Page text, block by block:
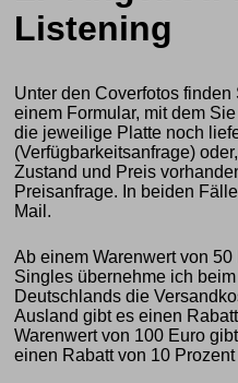
Listening
Unter den Coverfotos
einem Formular, mit dem
die jeweilige Platte noch
(Verfügbarkeitsanfrage)
Zustand und Preis
Preisanfrage. In beiden
Mail.
Ab einem Warenwert von
Singles übernehme ich
Deutschlands die
Ausland gibt es einen
Warenwert von 100 Euro
einen Rabatt von 10 Prozent